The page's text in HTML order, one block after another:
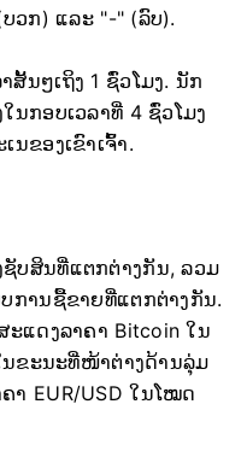
ວກ) ແລະ "-" (ລົບ).
ສັ້ນໆເຖິງ 1 ຊົ່ວໂມງ. ນັກ
ນກອບເວລາທີ່ 4 ຊົ່ວໂມງ
ນຂອງເຂົາເຈົ້າ.
ບສິນທີ່ແຕກຕ່າງກັນ, ລວມ
ການຊື້ຂາຍທີ່ແຕກຕ່າງກັນ.
ະແດງລາຄາ Bitcoin ໃນ
ນຂະນະທີ່ໜ້າຕ່າງດ້ານລຸ່ມ
າ EUR/USD ໃນໂໝດ